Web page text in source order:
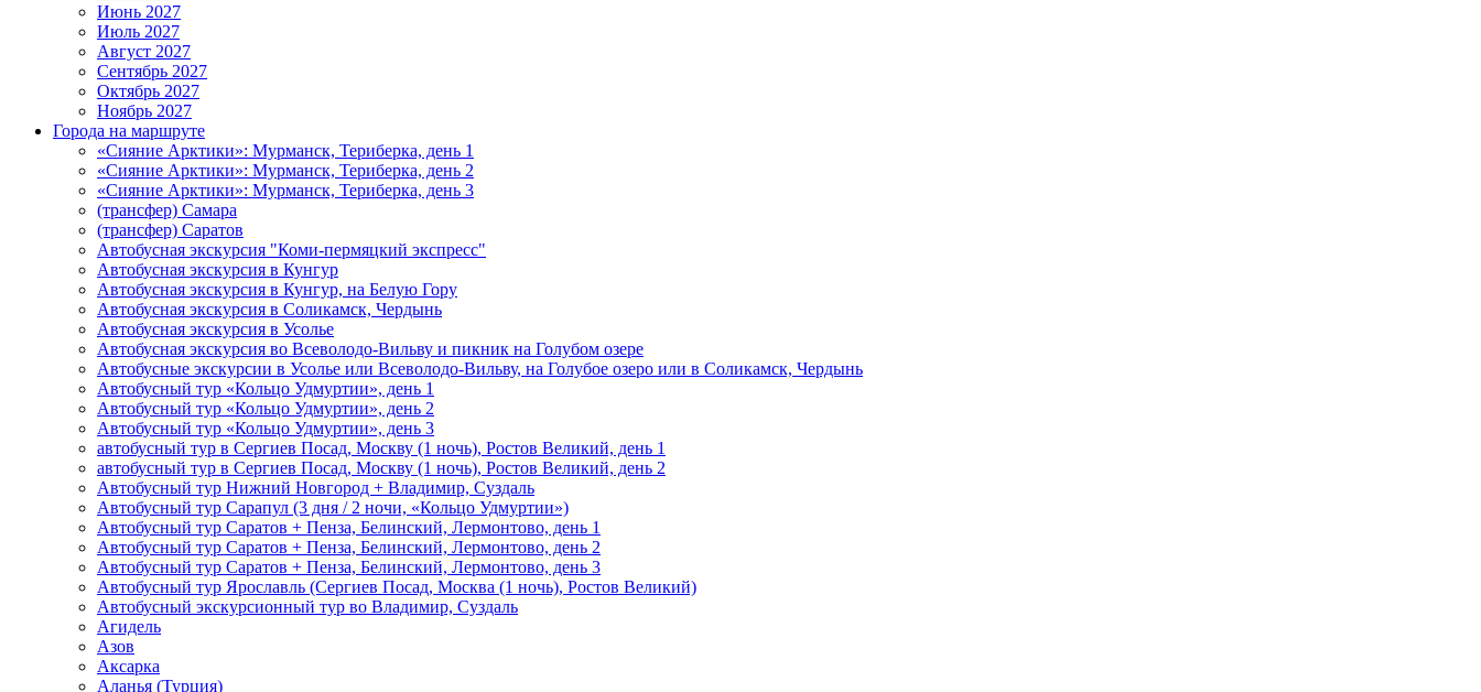
Июнь 2027
Июль 2027
Август 2027
Сентябрь 2027
Октябрь 2027
Ноябрь 2027
Города на маршруте
«Сияние Арктики»: Мурманск, Териберка, день 1
«Сияние Арктики»: Мурманск, Териберка, день 2
«Сияние Арктики»: Мурманск, Териберка, день 3
(трансфер) Самара
(трансфер) Саратов
Автобусная экскурсия "Коми-пермяцкий экспресс"
Автобусная экскурсия в Кунгур
Автобусная экскурсия в Кунгур, на Белую Гору
Автобусная экскурсия в Соликамск, Чердынь
Автобусная экскурсия в Усолье
Автобусная экскурсия во Всеволодо-Вильву и пикник на Голубом озере
Автобусные экскурсии в Усолье или Всеволодо-Вильву, на Голубое озеро или в Соликамск, Чердынь
Автобусный тур «Кольцо Удмуртии», день 1
Автобусный тур «Кольцо Удмуртии», день 2
Автобусный тур «Кольцо Удмуртии», день 3
автобусный тур в Сергиев Посад, Москву (1 ночь), Ростов Великий, день 1
автобусный тур в Сергиев Посад, Москву (1 ночь), Ростов Великий, день 2
Автобусный тур Нижний Новгород + Владимир, Суздаль
Автобусный тур Сарапул (3 дня / 2 ночи, «Кольцо Удмуртии»)
Автобусный тур Саратов + Пенза, Белинский, Лермонтово, день 1
Автобусный тур Саратов + Пенза, Белинский, Лермонтово, день 2
Автобусный тур Саратов + Пенза, Белинский, Лермонтово, день 3
Автобусный тур Ярославль (Сергиев Посад, Москва (1 ночь), Ростов Великий)
Автобусный экскурсионный тур во Владимир, Суздаль
Агидель
Азов
Аксарка
Аланья (Турция)